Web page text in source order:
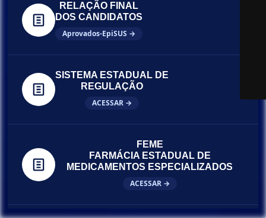
RELAÇÃO FINAL
DOS CANDIDATOS
Aprovados-EpiSUS →
SISTEMA ESTADUAL DE
REGULAÇÃO
ACESSAR →
FEME
FARMÁCIA ESTADUAL DE
MEDICAMENTOS ESPECIALIZADOS
ACESSAR →